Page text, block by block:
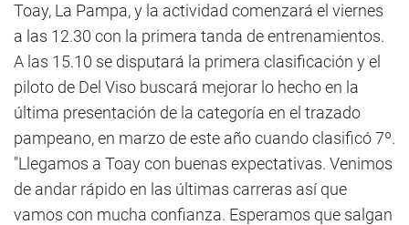
Toay, La Pampa, y la actividad comenzará el viernes
a las 12.30 con la primera tanda de entrenamientos.
A las 15.10 se disputará la primera clasificación y el
piloto de Del Viso buscará mejorar lo hecho en la
última presentación de la categoría en el trazado
pampeano, en marzo de este año cuando clasificó 7º.
"Llegamos a Toay con buenas expectativas. Venimos
de andar rápido en las últimas carreras así que
vamos con mucha confianza. Esperamos que salgan